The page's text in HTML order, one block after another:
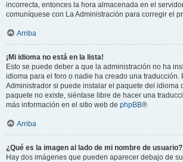
incorrecta, entonces la hora almacenada en el
comuníquese con La Administración para corregir el
Arriba
¡Mi idioma no está en la lista!
Esto se puede deber a que la administración no ha
idioma para el foro o nadie ha creado una traducción.
Administrador si puede instalar el paquete del idioma
paquete no existe, siéntase libre de hacer una
más información en el sitio web de phpBB®
Arriba
¿Qué es la imagen al lado de mi nombre de usuario?
Hay dos imágenes que pueden aparecer debajo de